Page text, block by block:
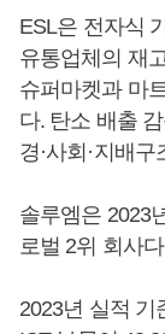
ESL은 전자식
유통업체의 재
슈퍼마켓과 마
다. 탄소 배출
경·사회·지배
솔루엠은 2023
로벌 2위 회사
2023년 실적 기